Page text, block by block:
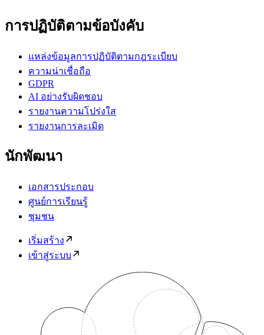
การปฏิบัติตามข้อบังคับ
แหล่งข้อมูลการปฏิบัติตามกฎระเบียบ
ความน่าเชื่อถือ
GDPR
AI อย่างรับผิดชอบ
รายงานความโปร่งใส
รายงานการละเมิด
นักพัฒนา
เอกสารประกอบ
ศูนย์การเรียนรู้
ชุมชน
เริ่มสร้าง
เข้าสู่ระบบ